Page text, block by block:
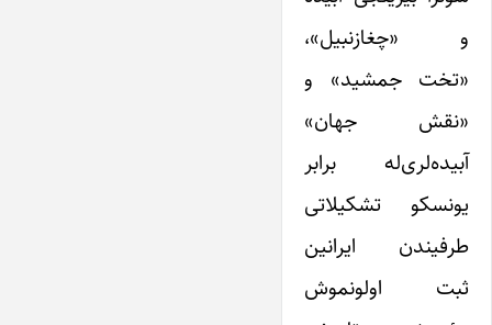
و «چغازنبیل»،
«تخت جمشید» و
«نقش جهان»
آبیده‌لری‌له برابر
یونسکو تشکیلاتی
طرفیندن ایرانین
ثبت اولونموش